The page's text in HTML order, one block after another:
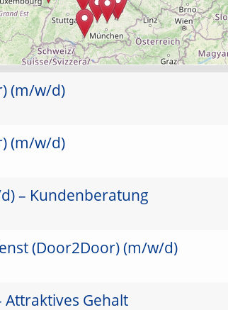
(m/w/d)
(m/w/d)
– Kundenberatung
(Door2Door) (m/w/d)
Gehalt